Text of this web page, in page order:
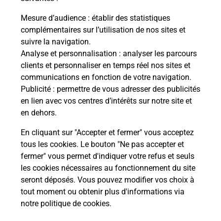
Mesure d’audience : établir des statistiques
complémentaires sur l’utilisation de nos sites et
suivre la navigation.
Analyse et personnalisation : analyser les parcours
clients et personnaliser en temps réel nos sites et
communications en fonction de votre navigation.
Publicité : permettre de vous adresser des publicités
en lien avec vos centres d’intérêts sur notre site et
en dehors.
En cliquant sur "Accepter et fermer" vous acceptez
tous les cookies. Le bouton "Ne pas accepter et
fermer" vous permet d'indiquer votre refus et seuls
les cookies nécessaires au fonctionnement du site
seront déposés. Vous pouvez modifier vos choix à
tout moment ou obtenir plus d'informations via
notre politique de cookies.
Souscrire à la téléassistance
Besoin d’un système de téléassistance à l’intérieur
et/ou à l’extérieur de votre domicile ? Découvrez
les offres téléalarme dans votre bureau de Poste à
CANNES MIMONT.
En savoir plus
CANNES